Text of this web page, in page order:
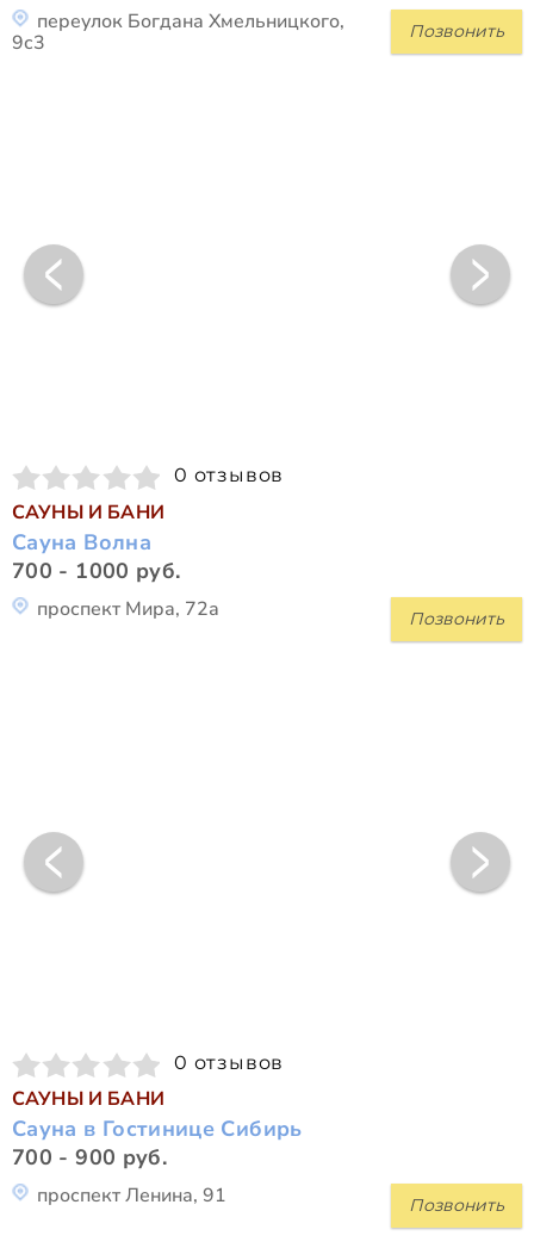
Позвонить
переулок Богдана Хмельницкого,
9с3
0 отзывов
САУНЫ И БАНИ
Сауна Волна
700 - 1000 руб.
Позвонить
проспект Мира, 72а
0 отзывов
САУНЫ И БАНИ
Сауна в Гостинице Сибирь
700 - 900 руб.
Позвонить
проспект Ленина, 91